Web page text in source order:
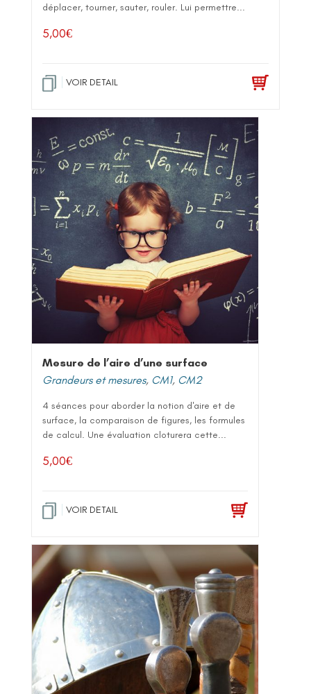
déplacer, tourner, sauter, rouler. Lui permettre...
5,00€
VOIR DETAIL
Mesure de l’aire d’une surface
Grandeurs et mesures, CM1, CM2
4 séances pour aborder la notion d'aire et de
surface, la comparaison de figures, les formules
de calcul. Une évaluation cloturera cette...
5,00€
VOIR DETAIL